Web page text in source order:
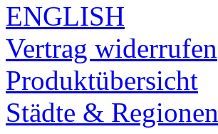
ENGLISH
Vertrag widerrufen
Produktübersicht
Städte & Regionen